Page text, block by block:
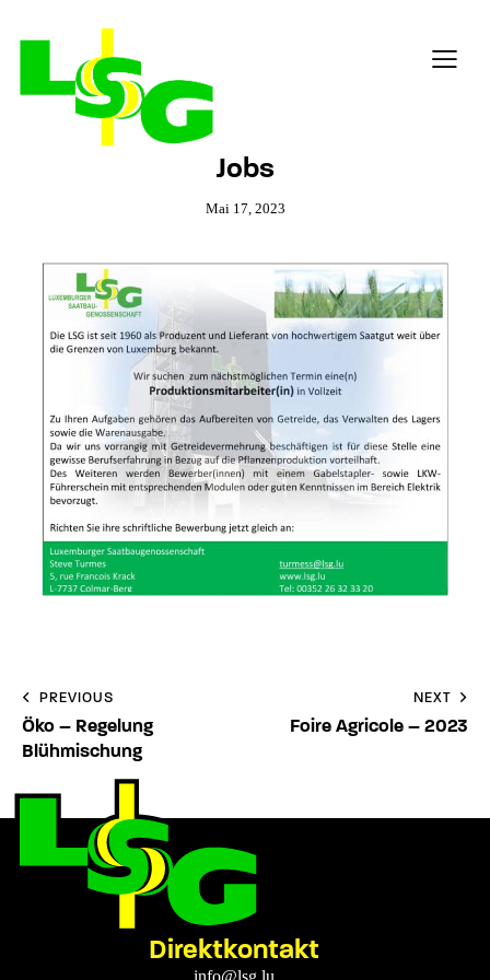
Jobs
Mai 17, 2023
PREVIOUS
Öko – Regelung
Blühmischung
NEXT
Foire Agricole – 2023
Direktkontakt
info@lsg.lu